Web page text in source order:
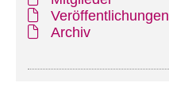
Veröffentlichungen
Archiv